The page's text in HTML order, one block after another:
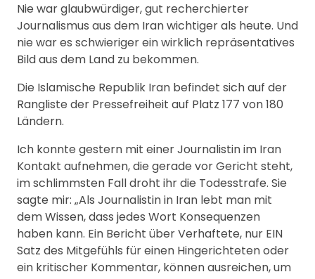
Nie war glaubwürdiger, gut recherchierter
Journalismus aus dem Iran wichtiger als heute. Und
nie war es schwieriger ein wirklich repräsentatives
Bild aus dem Land zu bekommen.
Die Islamische Republik Iran befindet sich auf der
Rangliste der Pressefreiheit auf Platz 177 von 180
Ländern.
Ich konnte gestern mit einer Journalistin im Iran
Kontakt aufnehmen, die gerade vor Gericht steht,
im schlimmsten Fall droht ihr die Todesstrafe. Sie
sagte mir: „Als Journalistin in Iran lebt man mit
dem Wissen, dass jedes Wort Konsequenzen
haben kann. Ein Bericht über Verhaftete, nur EIN
Satz des Mitgefühls für einen Hingerichteten oder
ein kritischer Kommentar, können ausreichen, um